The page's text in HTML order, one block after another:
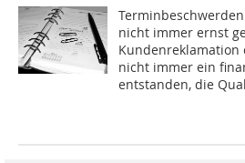
nicht immer ernst
Kundenreklamation
nicht immer ein
entstanden, die